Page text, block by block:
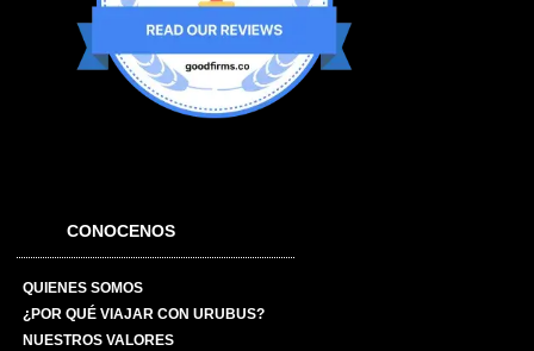
CONOCENOS
QUIENES SOMOS
¿POR QUÉ VIAJAR CON URUBUS?
NUESTROS VALORES